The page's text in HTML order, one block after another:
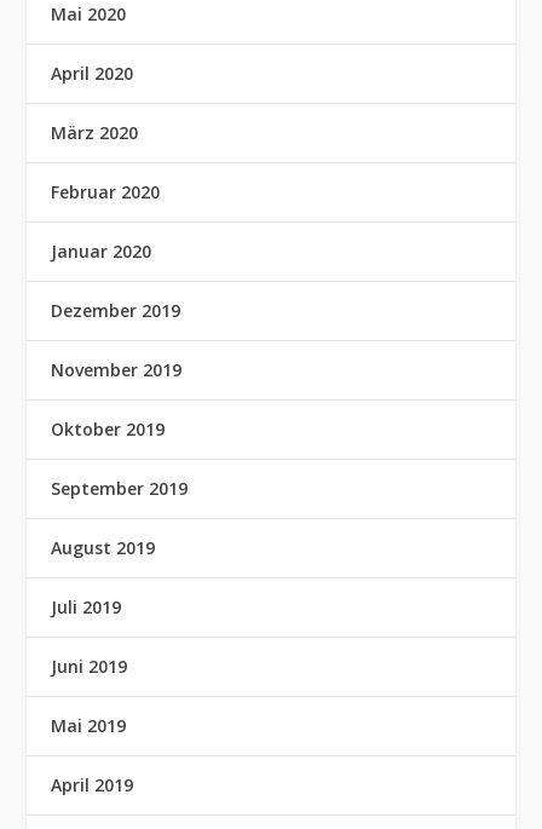
Mai 2020
April 2020
März 2020
Februar 2020
Januar 2020
Dezember 2019
November 2019
Oktober 2019
September 2019
August 2019
Juli 2019
Juni 2019
Mai 2019
April 2019